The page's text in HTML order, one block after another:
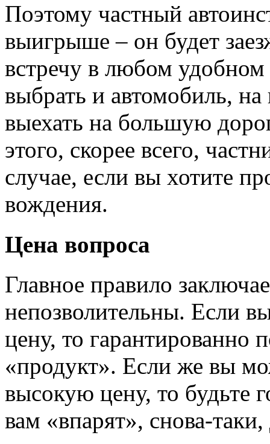
Поэтому частный
выигрыше – он будет
встречу в любом
выбрать и автомобиль,
выехать на большую
этого, скорее всего,
случае, если вы хотите
вождения.
Цена вопроса
Главное правило
непозволительны. Если
цену, то гарантированно
«продукт». Если же вы
высокую цену, то будьте
вам «впарят», снова-